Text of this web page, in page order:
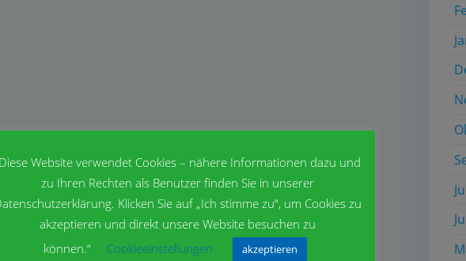
Website verwendet Cookies – nähere Informationen dazu und
zu Ihren Rechten als Benutzer finden Sie in unserer
Klicken Sie auf „Ich stimme zu“, um Cookies zu
akzeptieren und direkt unsere Website besuchen zu
können.“
Cookieeinstellungen akzeptieren